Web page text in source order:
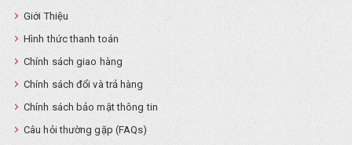
Giới Thiệu
Hình thức thanh toán
Chính sách giao hàng
Chính sách đổi và trả hàng
Chính sách bảo mật thông tin
Câu hỏi thường gặp (FAQs)